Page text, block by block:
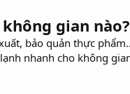
gian nào?
bảo quản thực
nhanh cho không